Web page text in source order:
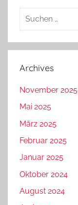
Suchen
Archives
November 2025
Mai 2025
März 2025
Februar 2025
Januar 2025
Oktober 2024
August 2024